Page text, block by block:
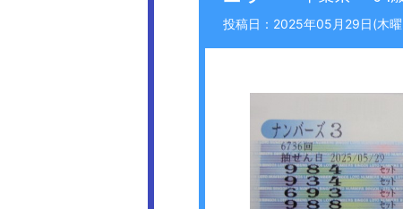
2025年05月29日(木